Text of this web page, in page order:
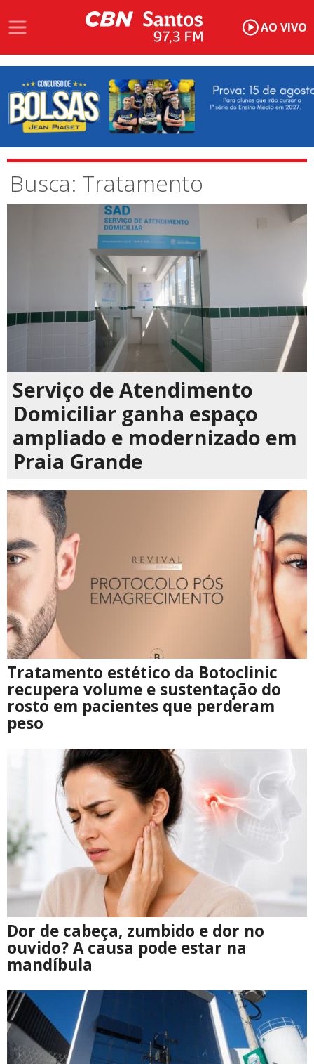
AO VIVO
Busca: Tratamento
Serviço de Atendimento
Domiciliar ganha espaço
ampliado e modernizado em
Praia Grande
Tratamento estético da Botoclinic
recupera volume e sustentação do
rosto em pacientes que perderam
peso
Dor de cabeça, zumbido e dor no
ouvido? A causa pode estar na
mandíbula